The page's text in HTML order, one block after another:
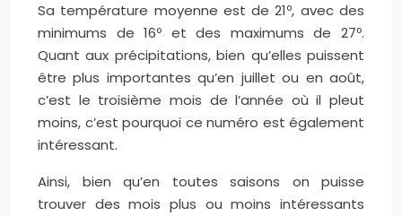
Sa température moyenne est de 21º, avec des
minimums de 16º et des maximums de 27º.
Quant aux précipitations, bien qu’elles puissent
être plus importantes qu’en juillet ou en août,
c’est le troisième mois de l’année où il pleut
moins, c’est pourquoi ce numéro est également
intéressant.
Ainsi, bien qu’en toutes saisons on puisse
trouver des mois plus ou moins intéressants